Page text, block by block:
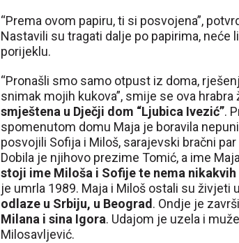
“Prema ovom papiru, ti si posvojena”,
Nastavili su tragati dalje po papirima, neće
porijeklu.
“Pronašli smo samo otpust iz doma,
snimak mojih kukova”, smije se ova
smještena u Dječji dom “Ljubica Ivezić”.
spomenutom domu Maja je boravila
posvojili Sofija i Miloš, sarajevski bračni
Dobila je njihovo prezime Tomić, a ime
stoji ime Miloša i Sofije te nema
je umrla 1989. Maja i Miloš ostali su živjeti
odlaze u Srbiju, u Beograd. Ondje je
Milana i sina Igora. Udajom je uzela i
Milosavljević.